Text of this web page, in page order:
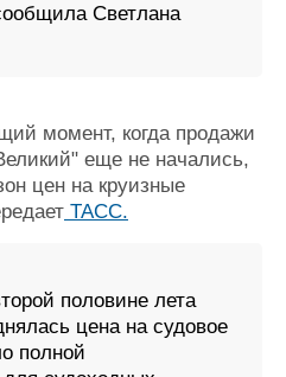
Светлана
момент, когда продажи
еще не начались,
цен на круизные
ТАСС.
половине лета
цена на судовое
полной